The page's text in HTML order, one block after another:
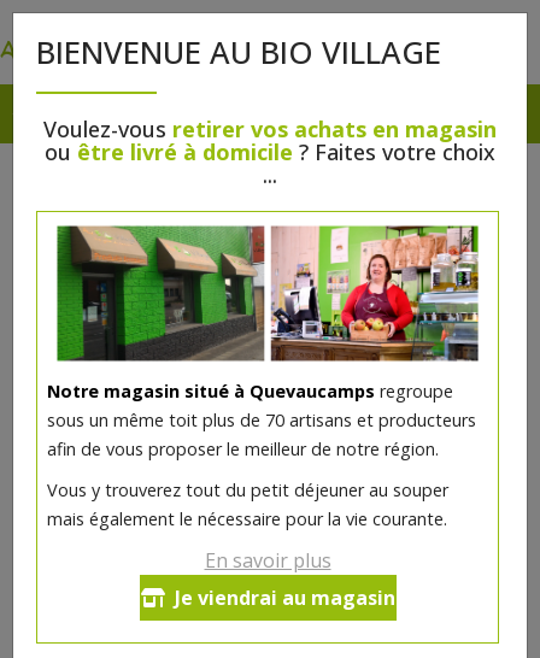
BIENVENUE AU BIO VILLAGE
Voulez-vous retirer vos achats en magasin
ou être livré à domicile ? Faites votre choix
...
Notre magasin situé à Quevaucamps regroupe
sous un même toit plus de 70 artisans et producteurs
afin de vous proposer le meilleur de notre région.
Vous y trouverez tout du petit déjeuner au souper
mais également le nécessaire pour la vie courante.
En savoir plus
Je viendrai au magasin
Pruneaux d'Agen dénoyautés
bio Demeter 250g Lou Prunel